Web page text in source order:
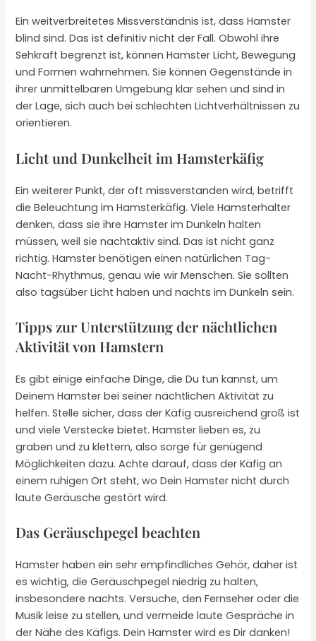
Ein weitverbreitetes Missverständnis ist, dass Hamster
blind sind. Das ist definitiv nicht der Fall. Obwohl ihre
Sehkraft begrenzt ist, können Hamster Licht, Bewegung
und Formen wahrnehmen. Sie können Gegenstände in
ihrer unmittelbaren Umgebung klar sehen und sind in
der Lage, sich auch bei schlechten Lichtverhältnissen zu
orientieren.
Licht und Dunkelheit im Hamsterkäfig
Ein weiterer Punkt, der oft missverstanden wird, betrifft
die Beleuchtung im Hamsterkäfig. Viele Hamsterhalter
denken, dass sie ihre Hamster im Dunkeln halten
müssen, weil sie nachtaktiv sind. Das ist nicht ganz
richtig. Hamster benötigen einen natürlichen Tag-
Nacht-Rhythmus, genau wie wir Menschen. Sie sollten
also tagsüber Licht haben und nachts im Dunkeln sein.
Tipps zur Unterstützung der nächtlichen
Aktivität von Hamstern
Es gibt einige einfache Dinge, die Du tun kannst, um
Deinem Hamster bei seiner nächtlichen Aktivität zu
helfen. Stelle sicher, dass der Käfig ausreichend groß ist
und viele Verstecke bietet. Hamster lieben es, zu
graben und zu klettern, also sorge für genügend
Möglichkeiten dazu. Achte darauf, dass der Käfig an
einem ruhigen Ort steht, wo Dein Hamster nicht durch
laute Geräusche gestört wird.
Das Geräuschpegel beachten
Hamster haben ein sehr empfindliches Gehör, daher ist
es wichtig, die Geräuschpegel niedrig zu halten,
insbesondere nachts. Versuche, den Fernseher oder die
Musik leise zu stellen, und vermeide laute Gespräche in
der Nähe des Käfigs. Dein Hamster wird es Dir danken!